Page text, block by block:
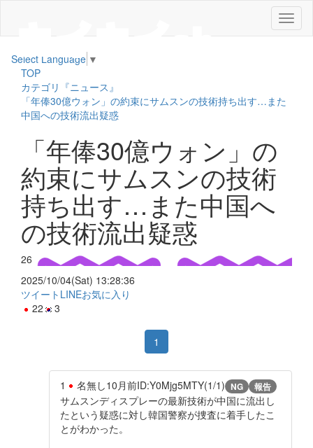
メ
ニ
Select Language ▼
TOP
カテゴリ『ニュース』
「年俸30億ウォン」の約束にサムスンの技術持ち出す…また
中国への技術流出疑惑
「年俸30億ウォン」の
約束にサムスンの技術
持ち出す…また中国へ
の技術流出疑惑
26
2025/10/04(Sat) 13:28:36
ツイート LINEお気に入り
22
3
1
1 名無し10月前ID:Y0Mjg5MTY(1/1) NG 報告
サムスンディスプレーの最新技術が中国に流出し
たという疑惑に対し韓国警察が捜査に着手したこ
とがわかった。